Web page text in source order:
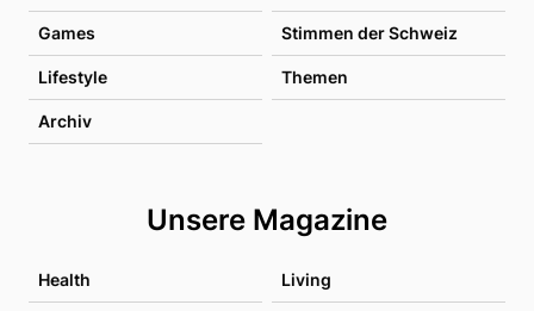
Games Stimmen der Schweiz
Lifestyle Themen
Archiv
Unsere Magazine
Health Living